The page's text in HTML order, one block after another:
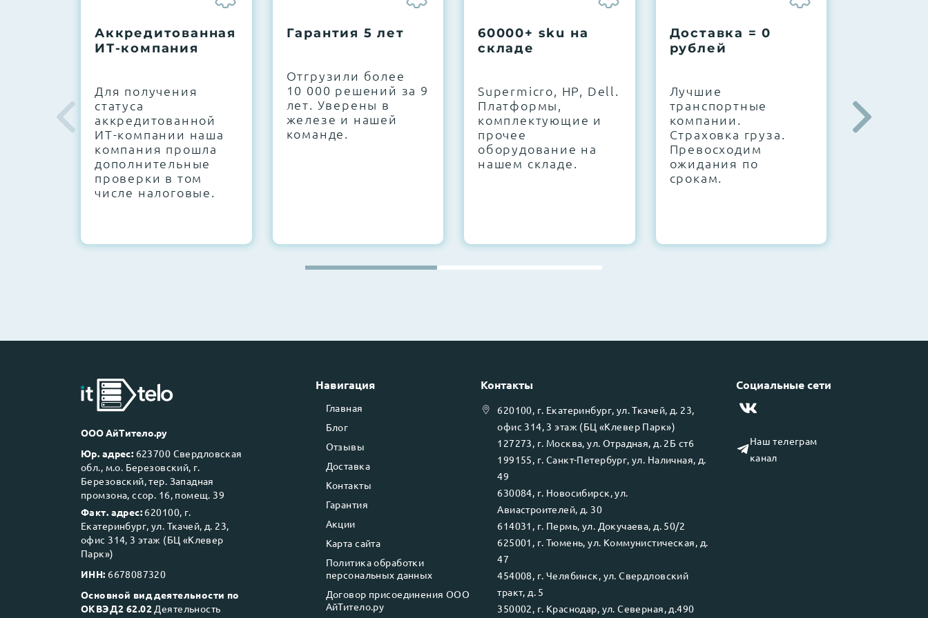
Next Business Day (NBD)
Аккредитованная
ИТ-компания
Для получения
статуса
аккредитованной
ИТ-компании наша
компания прошла
дополнительные
проверки в том
числе налоговые.
Гарантия 5 лет
Отгрузили более
10 000 решений за 9
лет. Уверены в
железе и нашей
команде.
60000+ sku на
складе
Supermicro, HP, Dell.
Платформы,
комплектующие и
прочее
оборудование на
нашем складе.
Доставка = 0
рублей
Лучшие
транспортные
компании.
Страховка груза.
Превосходим
ожидания по
срокам.
штате.
10000+
ООО АйТитело.ру
Юр. адрес: 623700 Свердловская
обл., м.о. Березовский, г.
Березовский, тер. Западная
промзона, ссор. 16, помещ. 39
Факт. адрес: 620100, г.
Екатеринбург, ул. Ткачей, д. 23,
офис 314, 3 этаж (БЦ «Клевер
Парк»)
ИНН: 6678087320
Основной вид деятельности по
ОКВЭД2 62.02 Деятельность
Навигация
Главная
Блог
Отзывы
Доставка
Контакты
Гарантия
Акции
Карта сайта
Политика обработки
персональных данных
Договор присоединения ООО
АйТитело.ру
Контакты
620100, г. Екатеринбург, ул.Ткачей, д. 23,
офис 314, 3 этаж (БЦ «Клевер Парк»)
127273, г. Москва, ул. Отрадная, д. 2Б ст6
199155, г. Санкт-Петербург, ул. Наличная, д.
49
630084, г. Новосибирск, ул.
Авиастроителей, д. 30
614031 , г. Пермь, ул. Докучаева, д. 50/2
625001 , г. Тюмень, ул. Коммунистическая, д.
47
454008, г. Челябинск, ул.Свердловский
тракт, д. 5
350002, г. Краснодар, ул.Северная, д.490
Социальные сети
Наш телеграм
канал